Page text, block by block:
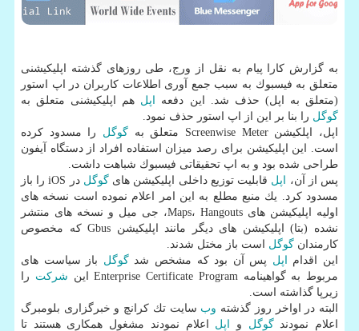
به گزارش كارا پیام به نقل از ورج، طی روزهای گذشته اپلیكیشنی
متعلق به فیسبوك به سبب جمع آوری اطلاعات كاربران در اپ استور
(متعلق به اپل) حذف شد. این دفعه
اپل هم اپلیكیشنی متعلق به
گوگل را بنا بر این از اپ استور حذف نمود.
اپل، اپلكیشن Screenwise Meter متعلق به
گوگل را مسدود كرده
است. این اپلیكیشن برای رصد میزان استفاده افراد از دستگاه آیفون
طراحی شده بود و به اپ تحقیقاتی فیسبوك شباهت داشت.
پس از آن،
اپل قابلیت توزیع داخلی اپلیكیشن هایگوگل
در iOS را باز
مسدود كرد. یك منبع مطلع به این امر اعلام نموده است نسخه های
اولیه اپلیكیشن های Maps، Hangouts، جی میل و نسخه های منتشر
نشده (بتا) اپلیكیشن های دیگر مانند اپلیكیشن Gbus كه مخصوص
كارمندان گوگل است باز مختل شدند.
این اقدام
اپل پس آن بود كه مشخص شدگوگل باز سیاست های
مربوط به گواهینامه Enterprise Certificate Program این
شركت را
زیرپا گذاشته است.
البته در اواخر روز گذشته وب سایت تك كرانچ و خبرگزاری بلومبرگ
اعلام نمودندگوگل و اپل اعلام نمودند مشغول همكاری هستند تا